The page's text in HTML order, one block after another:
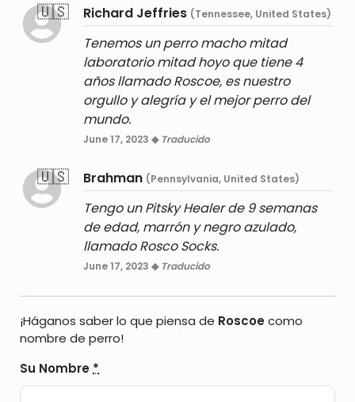
🇺🇸 Richard Jeffries (Tennessee, United States)
Tenemos un perro macho mitad
laboratorio mitad hoyo que tiene 4
años llamado Roscoe, es nuestro
orgullo y alegría y el mejor perro del
mundo.
June 17, 2023 ◆ Traducido
🇺🇸 Brahman (Pennsylvania, United States)
Tengo un Pitsky Healer de 9 semanas
de edad, marrón y negro azulado,
llamado Rosco Socks.
June 17, 2023 ◆ Traducido
¡Háganos saber lo que piensa de Roscoecomo
nombre de perro!
Su Nombre *